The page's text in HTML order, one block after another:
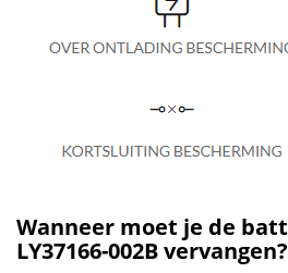
Wanneer moet je de
LY37166-002B vervangen?